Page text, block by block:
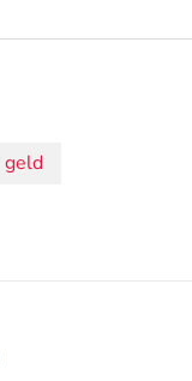
geld